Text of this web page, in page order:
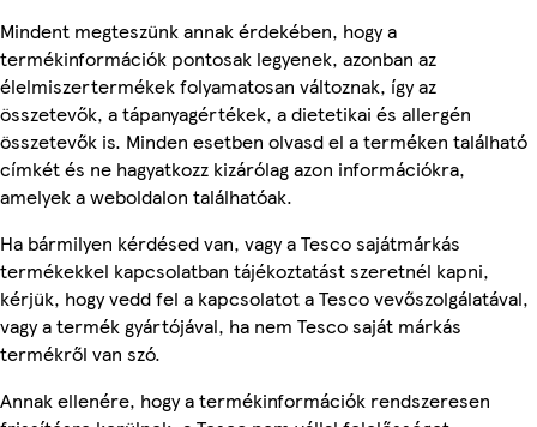
Mindent megteszünk annak érdekében, hogy a
termékinformációk pontosak legyenek, azonban az
élelmiszertermékek folyamatosan változnak, így az
összetevők, a tápanyagértékek, a dietetikai és allergén
összetevők is. Minden esetben olvasd el a terméken található
címkét és ne hagyatkozz kizárólag azon információkra,
amelyek a weboldalon találhatóak.
Ha bármilyen kérdésed van, vagy a Tesco sajátmárkás
termékekkel kapcsolatban tájékoztatást szeretnél kapni,
kérjük, hogy vedd fel a kapcsolatot a Tesco vevőszolgálatával,
vagy a termék gyártójával, ha nem Tesco saját márkás
termékről van szó.
Annak ellenére, hogy a termékinformációk rendszeresen